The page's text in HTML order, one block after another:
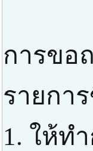
การขอ
รายกา
1. ให้ท